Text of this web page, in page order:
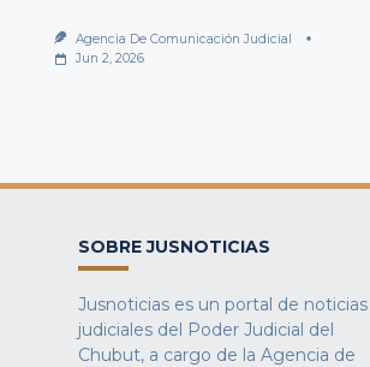
Agencia De Comunicación Judicial
Jun 2, 2026
SOBRE JUSNOTICIAS
Jusnoticias es un portal de noticias
judiciales del Poder Judicial del
Chubut, a cargo de la Agencia de